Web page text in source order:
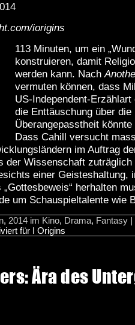
iorigins
113 Minuten, um ein
konstruieren, damit
werden kann. Nach
vermuten können, dass
US-Independent-
die Enttäuschung über die
Überangepasstheit
Dass Cahill versucht
im Auftrag
der Wissenschaft
einer Geisteshaltung,
herhalten
um Schauspieltalente wie
, 2014 im Kino, Drama, Fantasy |
für I Origins
Ära des